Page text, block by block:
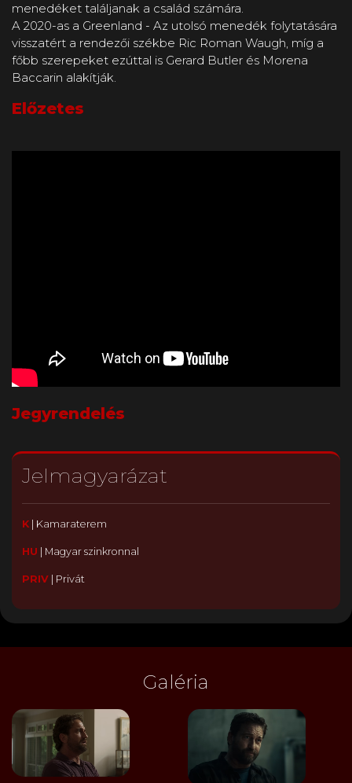
menedéket találjanak a család számára.
A 2020-as a Greenland - Az utolsó menedék folytatására
visszatért a rendezői székbe Ric Roman Waugh, míg a
főbb szerepeket ezúttal is Gerard Butler és Morena
Baccarin alakítják.
Előzetes
Jegyrendelés
Jelmagyarázat
K| Kamaraterem
HU Magyar szinkronnal
PRIV| Privát
Galéria